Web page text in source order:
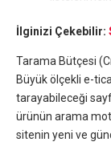
İlginizi Çekebilir:
Tarama Bütçesi
Büyük ölçekli e-
tarayabileceği
ürünün arama
sitenin yeni ve